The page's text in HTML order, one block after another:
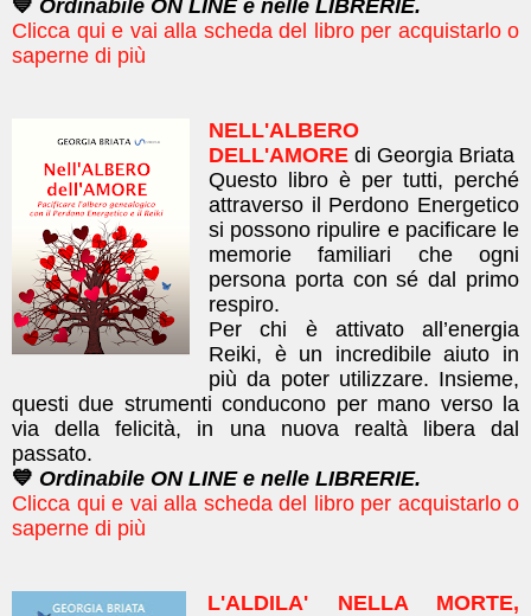
💙 Ordinabile ON LINE e nelle LIBRERIE.
Clicca qui e vai alla scheda del libro per acquistarlo o
saperne di più
NELL'ALBERO
DELL'AMORE di Georgia Briata
Questo libro è per tutti, perché
attraverso il Perdono Energetico
si possono ripulire e pacificare le
memorie familiari che ogni
persona porta con sé dal primo
respiro.
Per chi è attivato all’energia
Reiki, è un incredibile aiuto in
più da poter utilizzare. Insieme,
questi due strumenti conducono per mano verso la
via della felicità, in una nuova realtà libera dal
passato.
💙 Ordinabile ON LINE e nelle LIBRERIE.
Clicca qui e vai alla scheda del libro per acquistarlo o
saperne di più
L'ALDILA' NELLA MORTE,